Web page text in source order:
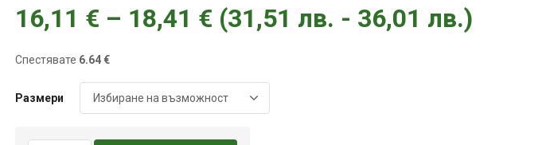
16,11 € – 18,41 € Price
range:
through
18,41 €
(31,51 лв. - 36,01 лв.)
Спестявате 6.64 €
Размери